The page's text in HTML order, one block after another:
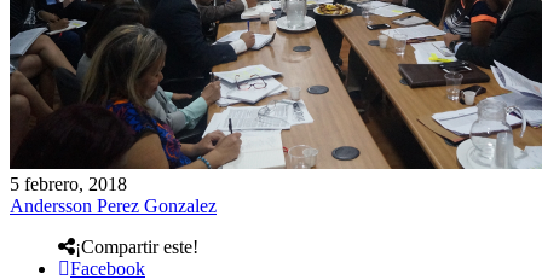
5 febrero, 2018
Andersson Perez Gonzalez
¡Compartir este!
Facebook